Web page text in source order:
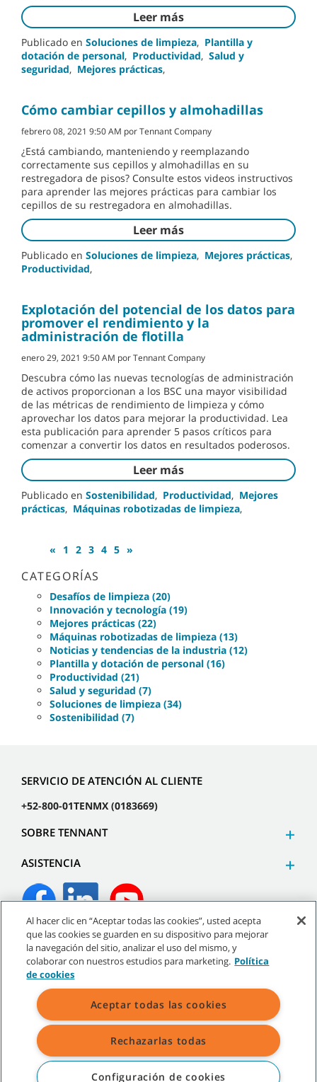
Leer más
Publicado en Soluciones de limpieza, Plantilla y
dotación de personal, Productividad, Salud y
seguridad, Mejores prácticas,
Cómo cambiar cepillos y almohadillas
febrero 08, 2021 9:50 AM por Tennant Company
¿Está cambiando, manteniendo y reemplazando
correctamente sus cepillos y almohadillas en su
restregadora de pisos? Consulte estos videos instructivos
para aprender las mejores prácticas para cambiar los
cepillos de su restregadora en almohadillas.
Leer más
Publicado en Soluciones de limpieza, Mejores prácticas,
Productividad,
Explotación del potencial de los datos para
promover el rendimiento y la
administración de flotilla
enero 29, 2021 9:50 AM por Tennant Company
Descubra cómo las nuevas tecnologías de administración
de activos proporcionan a los BSC una mayor visibilidad
de las métricas de rendimiento de limpieza y cómo
aprovechar los datos para mejorar la productividad. Lea
esta publicación para aprender 5 pasos críticos para
comenzar a convertir los datos en resultados poderosos.
Leer más
Publicado en Sostenibilidad, Productividad, Mejores
prácticas, Máquinas robotizadas de limpieza,
« 1 2 3 4 5 »
CATEGORÍAS
Desafíos de limpieza (20)
Innovación y tecnología (19)
Mejores prácticas (22)
Máquinas robotizadas de limpieza (13)
Noticias y tendencias de la industria (12)
Plantilla y dotación de personal (16)
Productividad (21)
Salud y seguridad (7)
Soluciones de limpieza (34)
Sostenibilidad (7)
SERVICIO DE ATENCIÓN AL CLIENTE
+52-800-01TENMX (0183669)
SOBRE TENNANT
ASISTENCIA
©2026 Tennant Company. Todos los derechos reservados.
Mapa del sitio|Políticas generales|Términos de uso
Términos de venta
Todas las marcas registradas y logos de Tennant son propiedad de
Tennant Company y/o sus compañías afiliadas o subsidiarias.
Al hacer clic en “Aceptar todas las cookies”, usted acepta
que las cookies se guarden en su dispositivo para mejorar
la navegación del sitio, analizar el uso del mismo, y
colaborar con nuestros estudios para marketing. Política
de cookies
Aceptar todas las cookies
Rechazarlas todas
Configuración de cookies